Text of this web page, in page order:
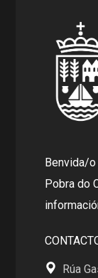
Benvida/o
Pobra do
Rúa